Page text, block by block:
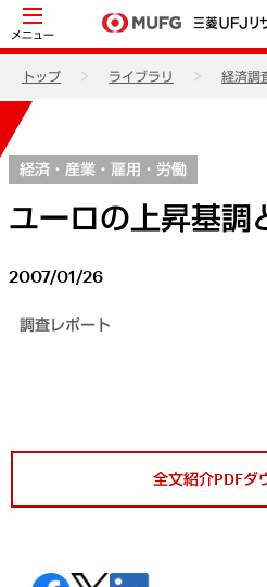
メニュー
トップ ライブラリ 経済調
経済・産業・雇用・労働
ユーロの上昇基調
2007/01/26
調査レポート
全文紹介PDFダ